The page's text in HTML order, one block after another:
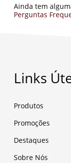
Ainda tem
Perguntas
Links
Produtos
Promoções
Destaques
Sobre Nós